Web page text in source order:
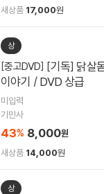
새상품 17,000원
상
[중고DVD]
이야기 / DVD 상급
미입력
기민사
43% 8,000원
새상품 14,000원
상